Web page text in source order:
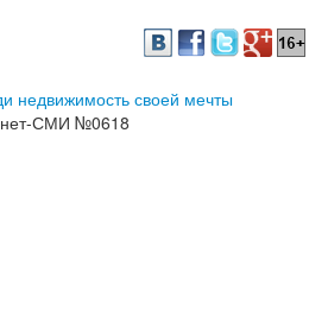
недвижимость своей мечты
СМИ №0618